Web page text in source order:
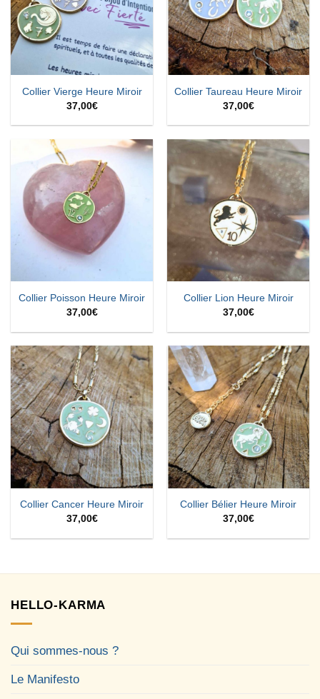
Collier Vierge Heure Miroir
37,00€
Collier Taureau Heure Miroir
37,00€
Collier Poisson Heure Miroir
37,00€
Collier Lion Heure Miroir
37,00€
Collier Cancer Heure Miroir
37,00€
Collier Bélier Heure Miroir
37,00€
HELLO-KARMA
Qui sommes-nous ?
Le Manifesto